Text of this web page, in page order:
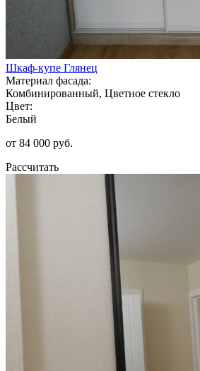
Шкаф-купе Глянец
Материал фасада:
Комбинированный, Цветное стекло
Цвет:
Белый
от 84 000 руб.
Рассчитать